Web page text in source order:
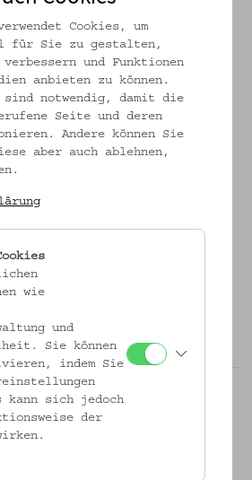
Wien
für Streuobstkulturen und
erster und einziger Mostverein. Bei
Cider und Sprudelvarianten aus
verhandelt. Von Mai bis
ab 17 Uhr am Otto Wagner
nicht nur gekelterter Obstmost, Cider
auch ein Dutzend erlesener Säfte,
Äpfeln und Birnen, angefangen vom
Mischsäfte, etwa mit Karotten, Holler
Cookies, um
für Sie zu gestalten,
und Funktionen
anbieten zu können.
sind notwendig, damit die
Seite und deren
Andere können Sie
aber auch ablehnen,
wie
und
Sie können
indem Sie
kann sich jedoch
der